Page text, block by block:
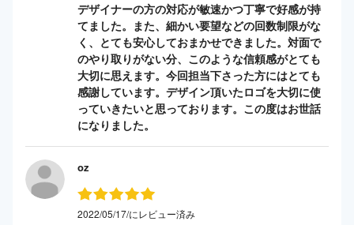
デザイナーの方の対応が敏速かつ丁寧で好感が持
てました。また、細かい要望などの回数制限がな
く、とても安心しておまかせできました。対面で
のやり取りがない分、このような信頼感がとても
大切に思えます。今回担当下さった方にはとても
感謝しています。デザイン頂いたロゴを大切に使
っていきたいと思っております。この度はお世話
になりました。
oz
2022/05/17/にレビュー済み